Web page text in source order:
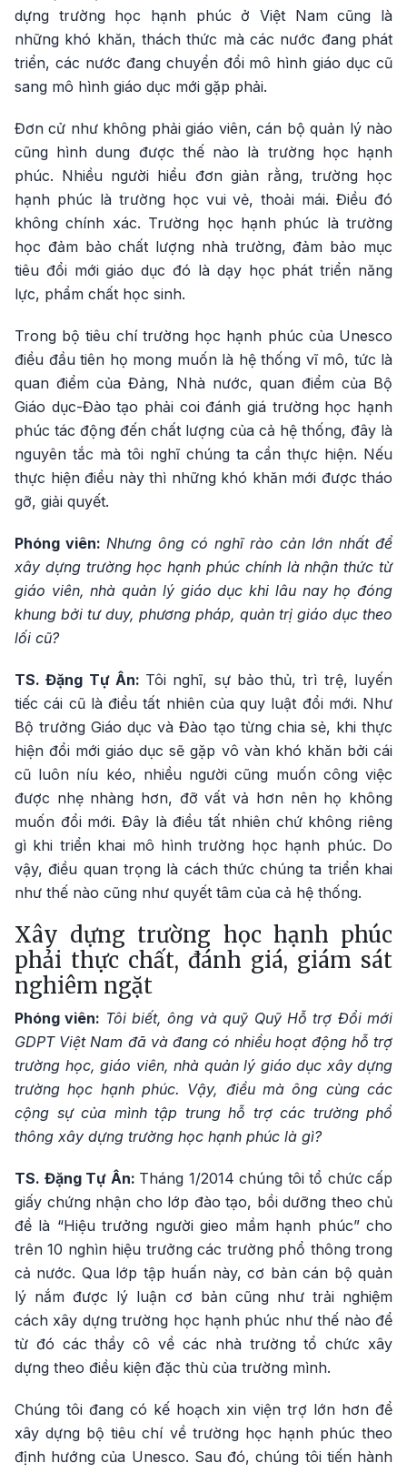
dựng trường học hạnh phúc ở Việt Nam cũng là
những khó khăn, thách thức mà các nước đang phát
triển, các nước đang chuyển đổi mô hình giáo dục cũ
sang mô hình giáo dục mới gặp phải.
Đơn cử như không phải giáo viên, cán bộ quản lý nào
cũng hình dung được thế nào là trường học hạnh
phúc. Nhiều người hiểu đơn giản rằng, trường học
hạnh phúc là trường học vui vẻ, thoải mái. Điều đó
không chính xác. Trường học hạnh phúc là trường
học đảm bảo chất lượng nhà trường, đảm bảo mục
tiêu đổi mới giáo dục đó là dạy học phát triển năng
lực, phẩm chất học sinh.
Trong bộ tiêu chí trường học hạnh phúc của Unesco
điều đầu tiên họ mong muốn là hệ thống vĩ mô, tức là
quan điểm của Đảng, Nhà nước, quan điểm của Bộ
Giáo dục-Đào tạo phải coi đánh giá trường học hạnh
phúc tác động đến chất lượng của cả hệ thống, đây là
nguyên tắc mà tôi nghĩ chúng ta cần thực hiện. Nếu
thực hiện điều này thì những khó khăn mới được tháo
gỡ, giải quyết.
Phóng viên: Nhưng ông có nghĩ rào cản lớn nhất để
xây dựng trường học hạnh phúc chính là nhận thức từ
giáo viên, nhà quản lý giáo dục khi lâu nay họ đóng
khung bởi tư duy, phương pháp, quản trị giáo dục theo
lối cũ?
TS. Đặng Tự Ân: Tôi nghĩ, sự bảo thủ, trì trệ, luyến
tiếc cái cũ là điều tất nhiên của quy luật đổi mới. Như
Bộ trưởng Giáo dục và Đào tạo từng chia sẻ, khi thực
hiện đổi mới giáo dục sẽ gặp vô vàn khó khăn bởi cái
cũ luôn níu kéo, nhiều người cũng muốn công việc
được nhẹ nhàng hơn, đỡ vất vả hơn nên họ không
muốn đổi mới. Đây là điều tất nhiên chứ không riêng
gì khi triển khai mô hình trường học hạnh phúc. Do
vậy, điều quan trọng là cách thức chúng ta triển khai
như thế nào cũng như quyết tâm của cả hệ thống.
Xây dựng trường học hạnh phúc
phải thực chất, đánh giá, giám sát
nghiêm ngặt
Phóng viên: Tôi biết, ông và quỹ Quỹ Hỗ trợ Đổi mới
GDPT Việt Nam đã và đang có nhiều hoạt động hỗ trợ
trường học, giáo viên, nhà quản lý giáo dục xây dựng
trường học hạnh phúc. Vậy, điều mà ông cùng các
cộng sự của mình tập trung hỗ trợ các trường phổ
thông xây dựng trường học hạnh phúc là gì?
TS. Đặng Tự Ân: Tháng 1/2014 chúng tôi tổ chức cấp
giấy chứng nhận cho lớp đào tạo, bồi dưỡng theo chủ
đề là “Hiệu trưởng người gieo mầm hạnh phúc” cho
trên 10 nghìn hiệu trưởng các trường phổ thông trong
cả nước. Qua lớp tập huấn này, cơ bản cán bộ quản
lý nắm được lý luận cơ bản cũng như trải nghiệm
cách xây dựng trường học hạnh phúc như thế nào để
từ đó các thầy cô về các nhà trường tổ chức xây
dựng theo điều kiện đặc thù của trường mình.
Chúng tôi đang có kế hoạch xin viện trợ lớn hơn để
xây dựng bộ tiêu chí về trường học hạnh phúc theo
định hướng của Unesco. Sau đó, chúng tôi tiến hành